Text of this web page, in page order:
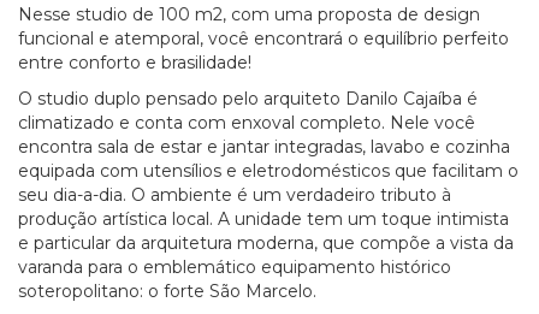
Nesse studio de 100 m2, com uma proposta de design
funcional e atemporal, você encontrará o equilíbrio perfeito
entre conforto e brasilidade!
O studio duplo pensado pelo arquiteto Danilo Cajaíba é
climatizado e conta com enxoval completo. Nele você
encontra sala de estar e jantar integradas, lavabo e cozinha
equipada com utensílios e eletrodomésticos que facilitam o
seu dia-a-dia. O ambiente é um verdadeiro tributo à
produção artística local. A unidade tem um toque intimista
e particular da arquitetura moderna, que compõe a vista da
varanda para o emblemático equipamento histórico
soteropolitano: o forte São Marcelo.